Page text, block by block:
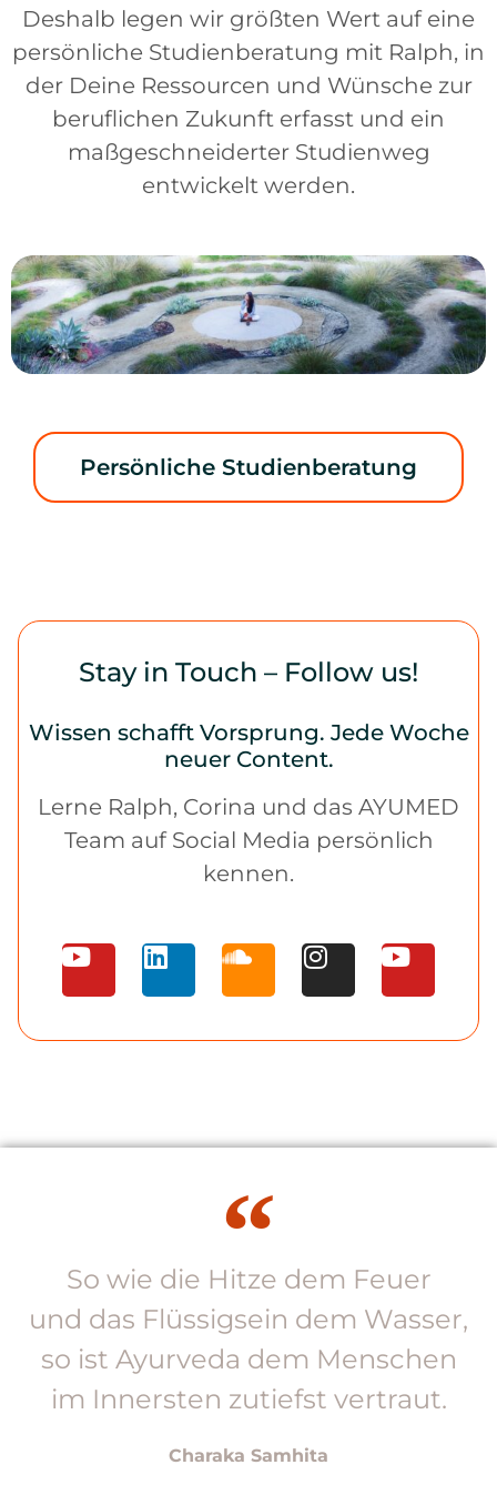
Deshalb legen wir größten Wert auf eine
persönliche Studienberatung mit Ralph, in
der Deine Ressourcen und Wünsche zur
beruflichen Zukunft erfasst und ein
maßgeschneiderter Studienweg
entwickelt werden.
Persönliche Studienberatung
Stay in Touch – Follow us!
Wissen schafft Vorsprung. Jede Woche
neuer Content.
Lerne Ralph, Corina und das AYUMED
Team auf Social Media persönlich
kennen.
So wie die Hitze dem Feuer
und das Flüssigsein dem Wasser,
so ist Ayurveda dem Menschen
im Innersten zutiefst vertraut.
Charaka Samhita